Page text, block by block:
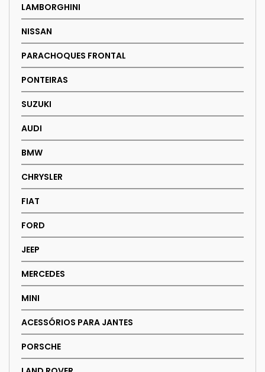
LAMBORGHINI
NISSAN
PARACHOQUES FRONTAL
PONTEIRAS
SUZUKI
AUDI
BMW
CHRYSLER
FIAT
FORD
JEEP
MERCEDES
MINI
ACESSÓRIOS PARA JANTES
PORSCHE